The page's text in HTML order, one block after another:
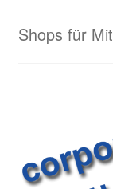
Shops für